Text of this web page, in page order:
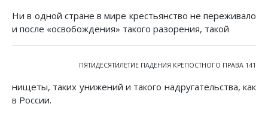
Ни в одной стране в мире крестьянство не переживало
и после «освобождения» такого разорения, такой
ПЯТИДЕСЯТИЛЕТИЕ ПАДЕНИЯ КРЕПОСТНОГО ПРАВА 141
нищеты, таких унижений и такого надругательства, как
в России.